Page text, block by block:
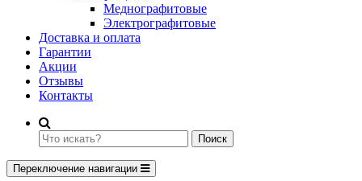
Меднографитовые
Электрографитовые
Доставка и оплата
Гарантии
Акции
Отзывы
Контакты
Поиск
Переключение навигации